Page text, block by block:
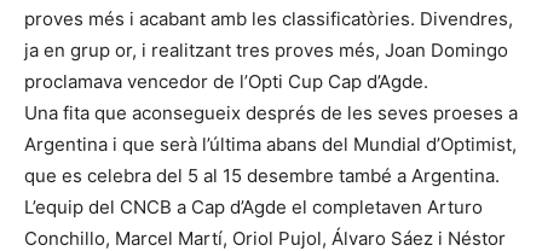
proves més i acabant amb les classificatòries. Divendres,
ja en grup or, i realitzant tres proves més, Joan Domingo
proclamava vencedor de l’Opti Cup Cap d’Agde.
Una fita que aconsegueix després de les seves proeses a
Argentina i que serà l’última abans del Mundial d’Optimist,
que es celebra del 5 al 15 desembre també a Argentina.
L’equip del CNCB a Cap d’Agde el completaven Arturo
Conchillo, Marcel Martí, Oriol Pujol, Álvaro Sáez i Néstor